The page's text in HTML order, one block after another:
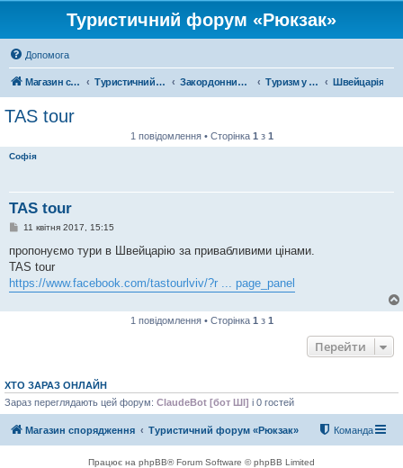
Туристичний форум «Рюкзак»
Допомога
Магазин спорядження Туристичний форум «Рюкзак» Закордонний туризм Туризм у Європі Швейцарія
TAS tour
1 повідомлення • Сторінка 1 з 1
Софія
TAS tour
П
в
д
о
м
е
11 квітня 2017, 15:15
пропонуємо тури в Швейцарію за привабливими цінами.
TAS tour
https://www.facebook.com/tastourlviv/?r ... page_panel
1 повідомлення • Сторінка 1 з 1
Перейти
ХТО ЗАРАЗ ОНЛАЙН
Зараз переглядають цей форум: ClaudeBot [бот ШІ] і 0 гостей
Магазин спорядження Туристичний форум «Рюкзак» Команда
Працює на phpBB® Forum Software © phpBB Limited